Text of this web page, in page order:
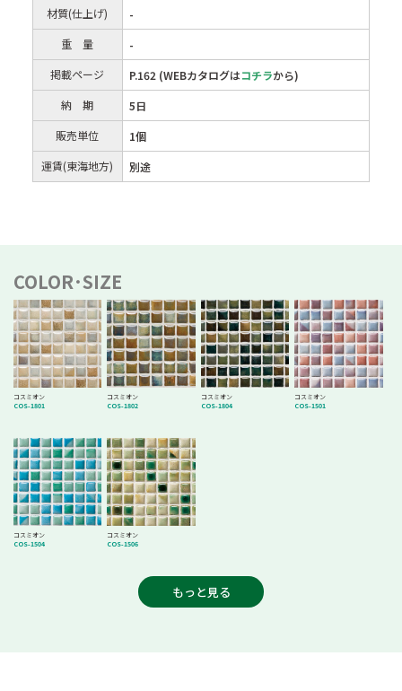
材質(仕上げ)
-
重 量
-
掲載ページ
P.162 (WEBカタログはコチラから)
納 期
5日
販売単位
1個
運賃(東海地方)
別途
COLOR･SIZE
コスミオン
COS-1801
コスミオン
COS-1802
コスミオン
COS-1804
コスミオン
COS-1501
コスミオン
COS-1504
コスミオン
COS-1506
もっと見る